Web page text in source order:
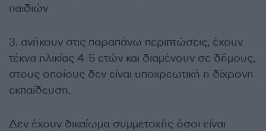
παιδιών
3. ανήκουν στις παραπάνω περιπτώσεις, έχουν
τέκνα ηλικίας 4-5 ετών και διαμένουν σε δήμους,
στους οποίους δεν είναι υποχρεωτική η δίχρονη
εκπαίδευση.
Δεν έχουν δικαίωμα συμμετοχής όσοι είναι